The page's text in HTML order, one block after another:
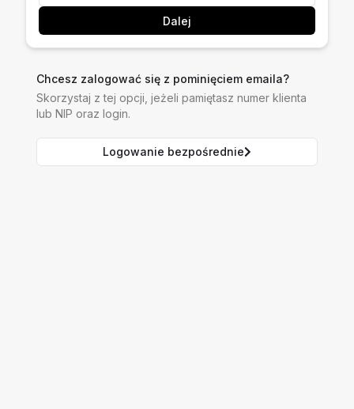
Dalej
Chcesz zalogować się z pominięciem emaila?
Skorzystaj z tej opcji, jeżeli pamiętasz numer klienta
lub NIP oraz login.
Logowanie bezpośrednie